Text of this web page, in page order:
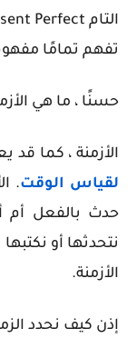
التام Perfect
تفهم تمامًا مفهوم
حسنًا ، ما هي
الأزمنة ، كما
لقياس الوقت.
حدث بالفعل أم
نتحدثها أو
الأزمنة.
إذن كيف نحدد